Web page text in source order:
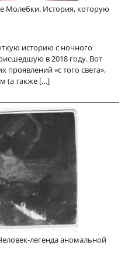
Молебки. История, которую
историю с ночного
в 2018 году. Вот
«с того света»,
(а также […]
легенда аномальной